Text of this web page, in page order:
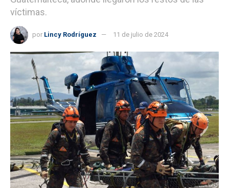
víctimas.
por Lincy Rodríguez 11 de julio de 2024